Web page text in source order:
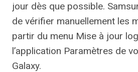
jour dès que possible.
de vérifier manuellement les
partir du menu Mise à jour
l’application Paramètres de
Galaxy.